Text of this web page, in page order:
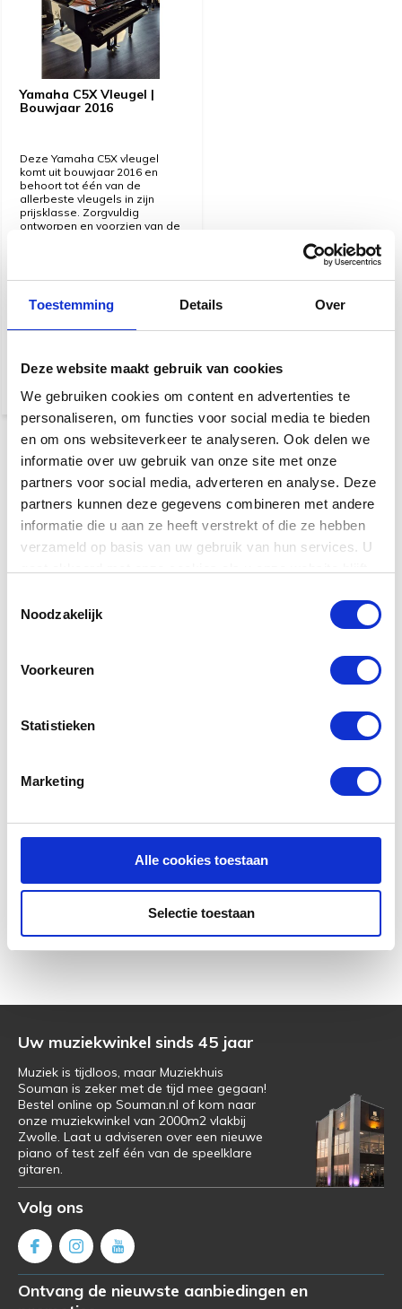
Toestemming Details Over
Deze website maakt gebruik van cookies
We gebruiken cookies om content en advertenties te
personaliseren, om functies voor social media te bieden
en om ons websiteverkeer te analyseren. Ook delen we
informatie over uw gebruik van onze site met onze
partners voor social media, adverteren en analyse. Deze
partners kunnen deze gegevens combineren met andere
informatie die u aan ze heeft verstrekt of die ze hebben
verzameld op basis van uw gebruik van hun services. U
Noodzakelijk
Voorkeuren
Statistieken
Marketing
Alle cookies toestaan
Selectie toestaan
Yamaha C5X Vleugel |
Bouwjaar 2016
Deze Yamaha C5X vleugel
komt uit bouwjaar 2016 en
behoort tot één van de
allerbeste vleugels in zijn
prijsklasse. Zorgvuldig
ontworpen en voorzien van de
de C serie staan bekend om de prachtige klank,
betrouwbaarheid en touché. Bij Muziekhuis Souman
norm getest zijn. Bewonder online of in onze
pianowinkel deze unieke collectie tweedehands
in Hattemerbroek, tussen Wezep en Zwolle!
Uw muziekwinkel sinds 45 jaar
Muziek is tijdloos, maar Muziekhuis
Souman is zeker met de tijd mee gegaan!
Bestel online op Souman.nl of kom naar
onze muziekwinkel van 2000m2 vlakbij
Zwolle. Laat u adviseren over een nieuwe
piano of test zelf één van de speelklare
gitaren.
Volg ons
Ontvang de nieuwste aanbiedingen en